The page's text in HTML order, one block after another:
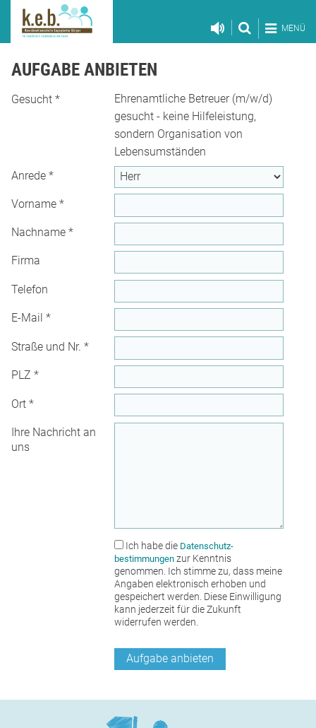
MENÜ
AUFGABE ANBIETEN
Gesucht*
Ehrenamtliche Betreuer (m/w/d)
gesucht - keine Hilfeleistung,
sondern Organisation von
Lebensumständen
Anrede*
Vorname*
Nachname*
Firma
Telefon
E-Mail*
Straße und Nr.*
PLZ*
Ort*
Ihre Nachricht an
uns
Ich habe die Datenschutz­
bestimmungenzur Kenntnis
genommen. Ich stimme zu, dass meine
Angaben elektronisch erhoben und
gespeichert werden. Diese Einwilligung
kann jederzeit für die Zukunft
widerrufen werden.